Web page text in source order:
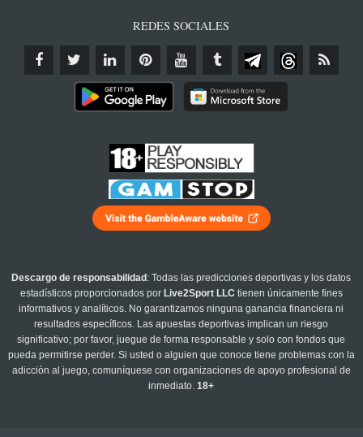
REDES SOCIALES
Descargo de responsabilidad : Todas las predicciones deportivas y los datos
estadísticos proporcionados por Live2Sport LLC tienen únicamente fines
informativos y analíticos. No garantizamos ninguna ganancia financiera ni
resultados específicos. Las apuestas deportivas implican un riesgo
significativo; por favor, juegue de forma responsable y solo con fondos que
pueda permitirse perder. Si usted o alguien que conoce tiene problemas con la
adicción al juego, comuníquese con organizaciones de apoyo profesional de
inmediato.18+